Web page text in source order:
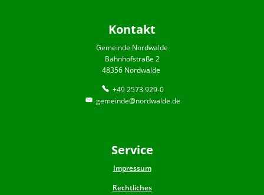
Kontakt
Gemeinde Nordwalde
Bahnhofstraße 2
48356 Nordwalde
+49 2573 929-0
gemeinde@nordwalde.de
Service
Impressum
Rechtliches